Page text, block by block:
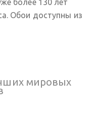
более 130 лет
Обои доступны из
мировых